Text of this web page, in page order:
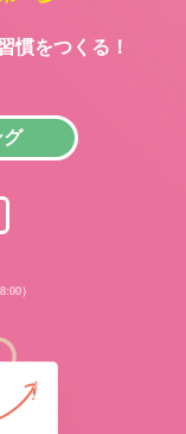
慣をつくる！
グ
）